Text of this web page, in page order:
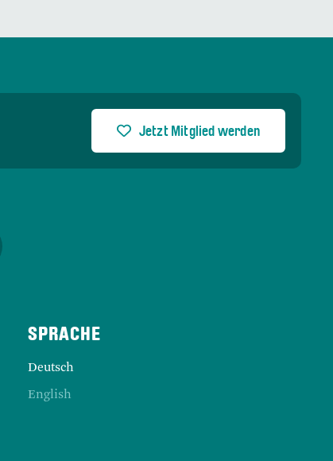
Jetzt Mitglied werden
Deutsch
English